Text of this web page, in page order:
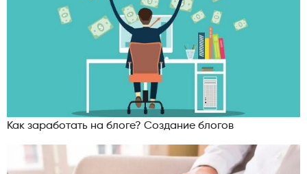
Как заработать на блоге? Создание блогов